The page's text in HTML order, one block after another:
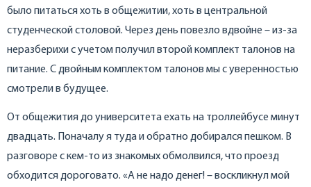
было питаться хоть в общежитии, хоть в центральной
студенческой столовой. Через день повезло вдвойне – из-за
неразберихи с учетом получил второй комплект талонов на
питание. С двойным комплектом талонов мы с уверенностью
смотрели в будущее.
От общежития до университета ехать на троллейбусе минут
двадцать. Поначалу я туда и обратно добирался пешком. В
разговоре с кем-то из знакомых обмолвился, что проезд
обходится дороговато. «А не надо денег! – воскликнул мой